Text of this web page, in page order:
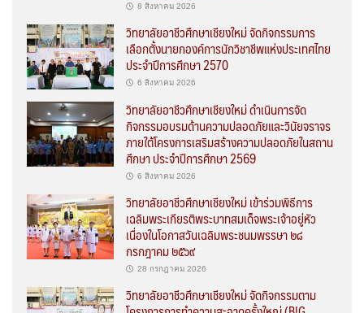
8 สิงหาคม 2026
วิทยาลัยอาชีวศึกษาเชียงใหม่ จัดกิจกรรมการ
เลือกตั้งนายกองค์การนักวิชาชีพแห่งประเทศไทย
ประจำปีการศึกษา 2570
6 สิงหาคม 2026
วิทยาลัยอาชีวศึกษาเชียงใหม่ ดำเนินการจัด
กิจกรรมอบรมด้านความปลอดภัยและวินัยจราจร
ภายใต้โครงการเสริมสร้างความปลอดภัยในสถาน
ศึกษา ประจำปีการศึกษา 2569
6 สิงหาคม 2026
วิทยาลัยอาชีวศึกษาเชียงใหม่ เข้าร่วมพิธีการ
เฉลิมพระเกียรติพระบาทสมเด็จพระเจ้าอยู่หัว
เนื่องในโอกาสวันเฉลิมพระชนมพรรษา ๒๘
กรกฎาคม ๒๕๖๙
28 กรกฎาคม 2026
วิทยาลัยอาชีวศึกษาเชียงใหม่ จัดกิจกรรมตาม